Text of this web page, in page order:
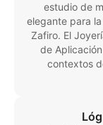
estudio de
elegante para
Zafiro. El
de
contextos